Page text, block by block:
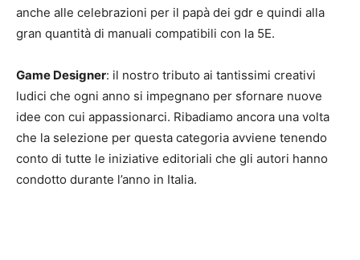
anche alle celebrazioni per il papà dei gdr e quindi alla
gran quantità di manuali compatibili con la 5E.
Game Designer: il nostro tributo ai tantissimi creativi
ludici che ogni anno si impegnano per sfornare nuove
idee con cui appassionarci. Ribadiamo ancora una volta
che la selezione per questa categoria avviene tenendo
conto di tutte le iniziative editoriali che gli autori hanno
condotto durante l’anno in Italia.